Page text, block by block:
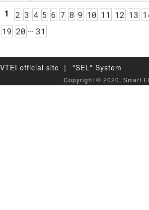
1 2 3 4 5 6 7 8 9 10 11 12 13
19 20 ... 31
VTEI official site | "SEL" System
Copyright © 2020, Smart